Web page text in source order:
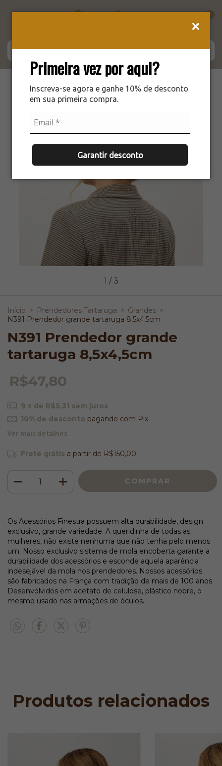
Primeira vez por aqui?
Inscreva-se agora e ganhe 10% de desconto
em sua primeira compra.
Garantir desconto
0
1 / 3
Início > Prendedores Tartaruga > Grandes >
N391 Prendedor grande tartaruga 8,5x4,5cm
N391 Prendedor grande
tartaruga 8,5x4,5cm
R$47,80
9 x de R$5,31 sem juros
10% de desconto pagando com Pix
Ver mais detalhes
Frete grátis a partir de R$150,00
Os Acessórios Finestra possuem alta durabilidade, design
exclusivo, grande variedade. A queridinha de todas as
mulheres, não existe nenhuma que não tenha pelo menos
um. Nosso exclusivo sistema de mola encoberta garante a
durabilidade dos acessórios e esconde aquela aparência
indesejável da mola nos prendedores. Nossos acessórios
são fabricados na França com tradição de mais de 100 anos.
Desenvolvidos em acetato de celulose, plástico nobre, o
mesmo usado nas armações de óculos.
Produtos relacionados